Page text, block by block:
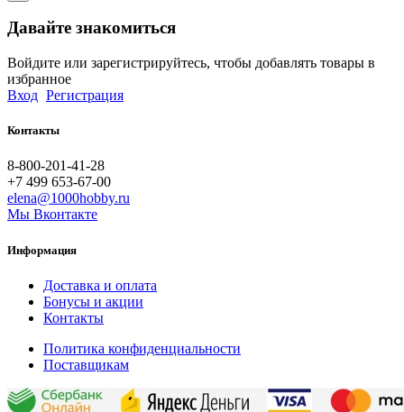
Давайте знакомиться
Войдите или зарегистрируйтесь, чтобы добавлять товары в
избранное
Вход Регистрация
Контакты
8-800-201-41-28
+7 499 653-67-00
elena@1000hobby.ru
Мы Вконтакте
Информация
Доставка и оплата
Бонусы и акции
Контакты
Политика конфиденциальности
Поставщикам